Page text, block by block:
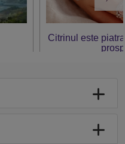
Citrinul este